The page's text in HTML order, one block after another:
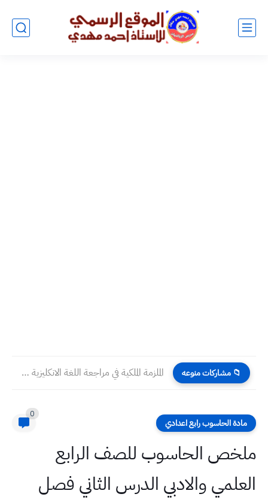
📁 مشاركات منوعه الملزمة الملكية في مراجعة اللغة الانكليزية صف السادس العلمي والادبي...
مادة الحاسوب رابع اعدادي
0
ملخص الحاسوب للصف الرابع
العلمي والادبي الدرس الثاني فصل